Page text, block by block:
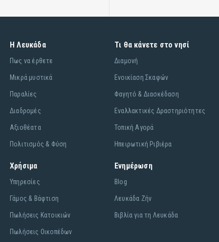
Η Λευκάδα
Πως να έρθετε
Μικρά μυστικά
Παραλίες
Διαδρομές
Αξιοθέατα
Πολιτισμός & Φύση
Τι θα κάνετε στο νησί
Διαμονή
Ενοικίαση Σκαφών
Φαγητό & Διασκέδαση
Εναλλακτικές Δραστηριότητες
Τοπική Αγορά
Ηπειρωτική Ριβιέρα
Χρήσιμα
Υπηρεσίες
Γάμος & Βάφτιση
Πωλήσεις Κατοικιών
Πωλήσεις Οικοπέδων
Ενημέρωση
Blog
Λευκάδα Ζήν
Βιβλία για τη Λευκάδα